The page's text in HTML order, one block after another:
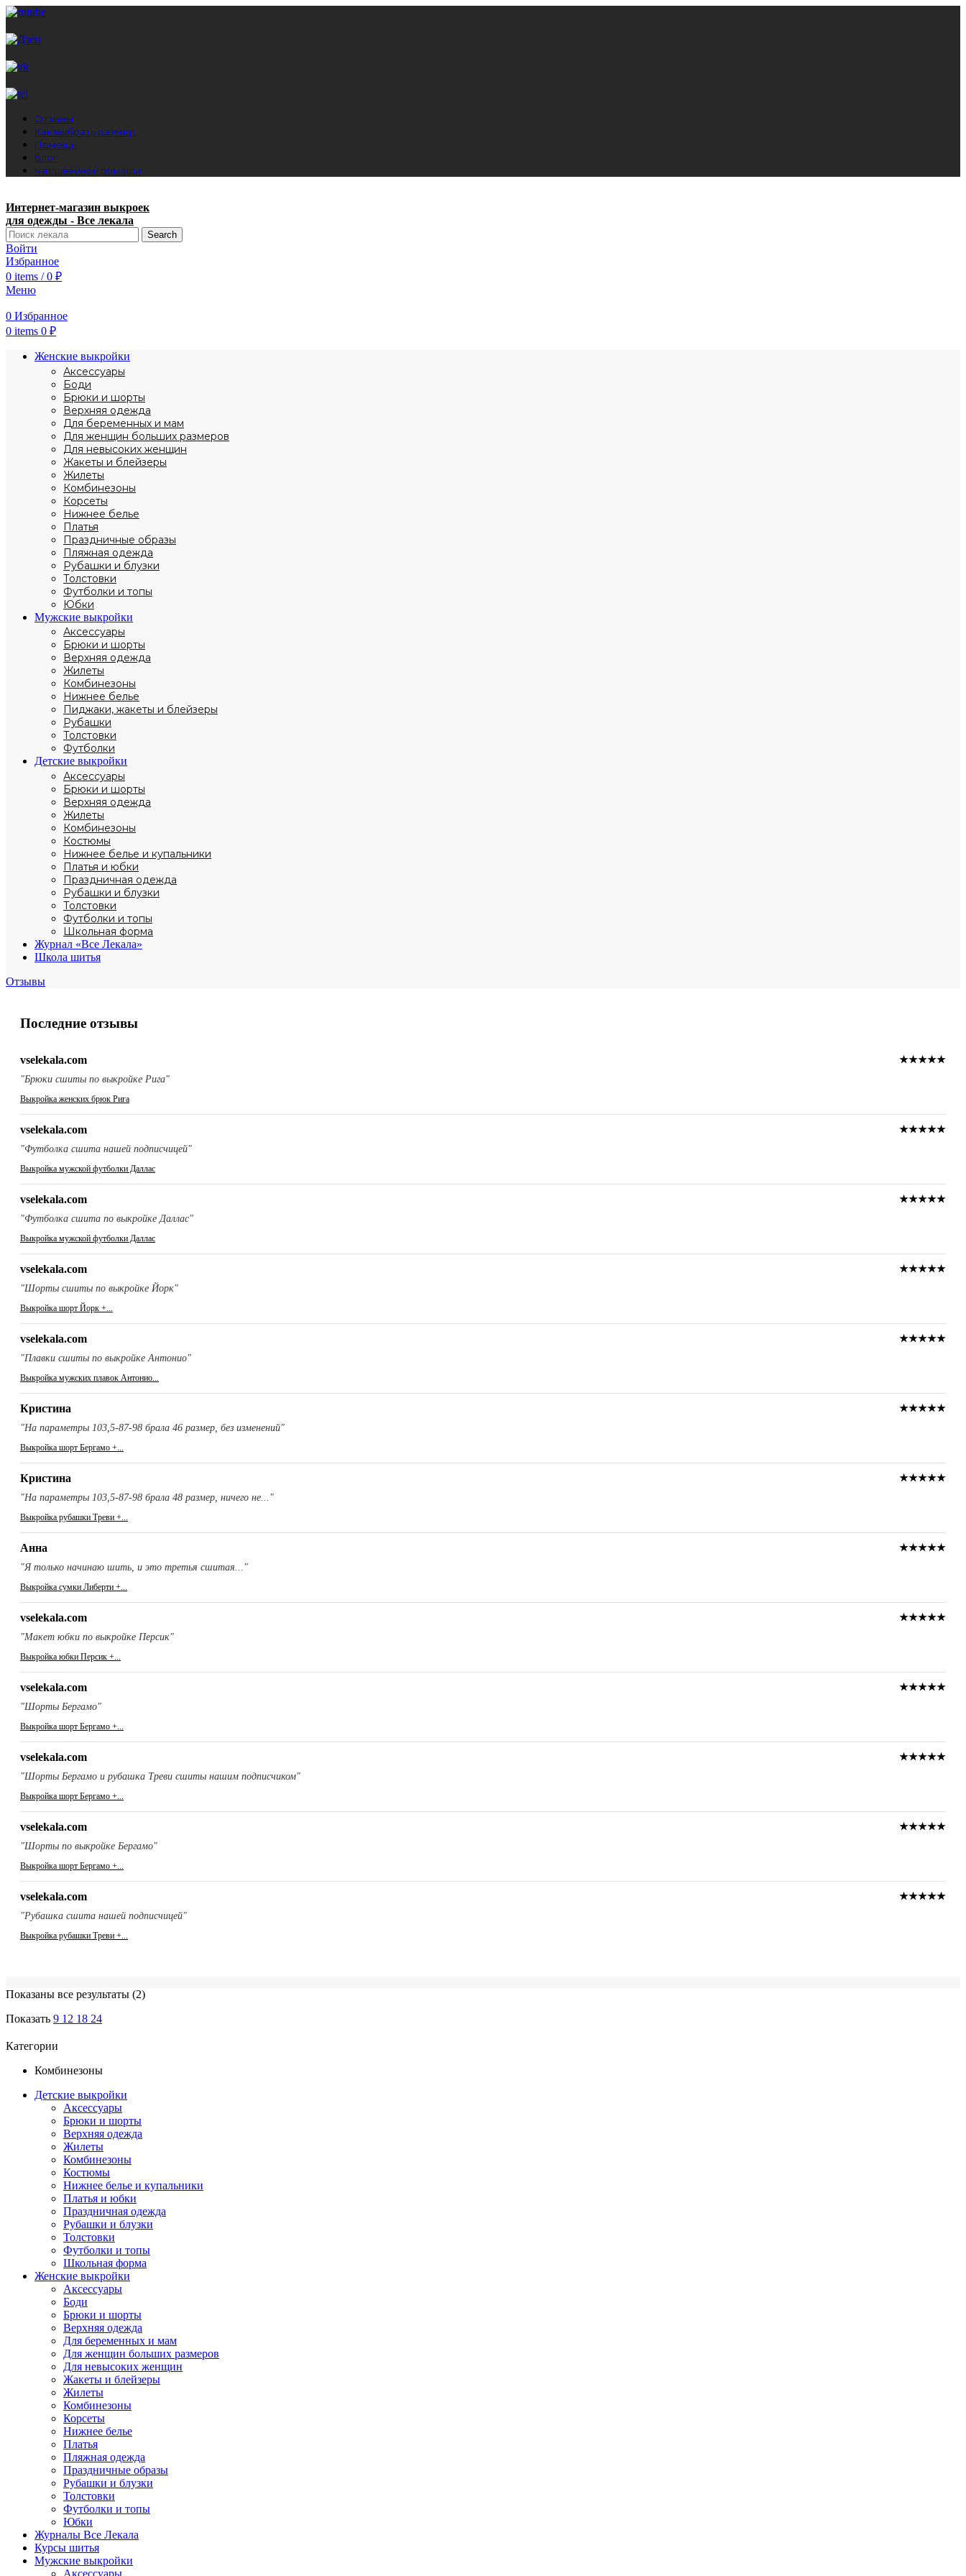
Отзывы
Как выбрать размер
Помощь
Блог
Чат швейной помощи
Интернет-магазин выкроек
для одежды - Все лекала
Search
Войти
Избранное
0 items / 0 ₽
Меню
0 Избранное
0 items 0 ₽
Женские выкройки
Аксессуары
Боди
Брюки и шорты
Верхняя одежда
Для беременных и мам
Для женщин больших размеров
Для невысоких женщин
Жакеты и блейзеры
Жилеты
Комбинезоны
Корсеты
Нижнее белье
Платья
Праздничные образы
Пляжная одежда
Рубашки и блузки
Толстовки
Футболки и топы
Юбки
Мужские выкройки
Аксессуары
Брюки и шорты
Верхняя одежда
Жилеты
Комбинезоны
Нижнее белье
Пиджаки, жакеты и блейзеры
Рубашки
Толстовки
Футболки
Детские выкройки
Аксессуары
Брюки и шорты
Верхняя одежда
Жилеты
Комбинезоны
Костюмы
Нижнее белье и купальники
Платья и юбки
Праздничная одежда
Рубашки и блузки
Толстовки
Футболки и топы
Школьная форма
Журнал «Все Лекала»
Школа шитья
Отзывы
Последние отзывы
vselekala.com
★★★★★
"Брюки сшиты по выкройке Рига"
Выкройка женских брюк Рига
vselekala.com
★★★★★
"Футболка сшита нашей подписчицей"
Выкройка мужской футболки Даллас
vselekala.com
★★★★★
"Футболка сшита по выкройке Даллас"
Выкройка мужской футболки Даллас
vselekala.com
★★★★★
"Шорты сшиты по выкройке Йорк"
Выкройка шорт Йорк +...
vselekala.com
★★★★★
"Плавки сшиты по выкройке Антонио"
Выкройка мужских плавок Антонио...
Кристина
★★★★★
"На параметры 103,5-87-98 брала 46 размер, без изменений"
Выкройка шорт Бергамо +...
Кристина
★★★★★
"На параметры 103,5-87-98 брала 48 размер, ничего не..."
Выкройка рубашки Треви +...
Анна
★★★★★
"Я только начинаю шить, и это третья сшитая..."
Выкройка сумки Либерти +...
vselekala.com
★★★★★
"Макет юбки по выкройке Персик"
Выкройка юбки Персик +...
vselekala.com
★★★★★
"Шорты Бергамо"
Выкройка шорт Бергамо +...
vselekala.com
★★★★★
"Шорты Бергамо и рубашка Треви сшиты нашим подписчиком"
Выкройка шорт Бергамо +...
vselekala.com
★★★★★
"Шорты по выкройке Бергамо"
Выкройка шорт Бергамо +...
vselekala.com
★★★★★
"Рубашка сшита нашей подписчицей"
Выкройка рубашки Треви +...
Показаны все результаты (2)
Показать 9 12 18 24
Категории
Комбинезоны
Детские выкройки
Аксессуары
Брюки и шорты
Верхняя одежда
Жилеты
Комбинезоны
Костюмы
Нижнее белье и купальники
Платья и юбки
Праздничная одежда
Рубашки и блузки
Толстовки
Футболки и топы
Школьная форма
Женские выкройки
Аксессуары
Боди
Брюки и шорты
Верхняя одежда
Для беременных и мам
Для женщин больших размеров
Для невысоких женщин
Жакеты и блейзеры
Жилеты
Комбинезоны
Корсеты
Нижнее белье
Платья
Пляжная одежда
Праздничные образы
Рубашки и блузки
Толстовки
Футболки и топы
Юбки
Журналы Все Лекала
Курсы шитья
Мужские выкройки
Аксессуары